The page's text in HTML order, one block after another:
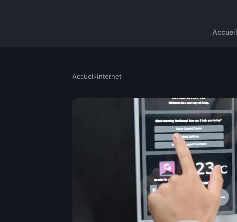
Accueil
Accueil›Internet